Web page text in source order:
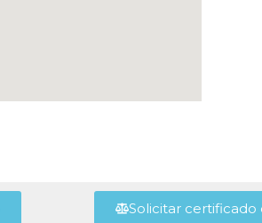
Solicitar